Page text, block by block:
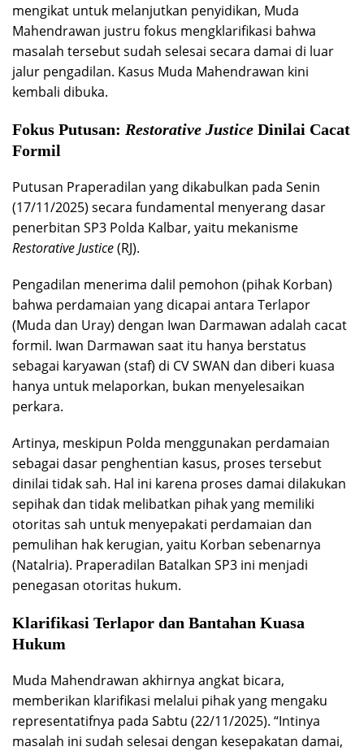
mengikat untuk melanjutkan penyidikan, Muda
Mahendrawan justru fokus mengklarifikasi bahwa
masalah tersebut sudah selesai secara damai di luar
jalur pengadilan. Kasus Muda Mahendrawan kini
kembali dibuka.
Fokus Putusan: Restorative Justice Dinilai Cacat
Formil
Putusan Praperadilan yang dikabulkan pada Senin
(17/11/2025) secara fundamental menyerang dasar
penerbitan SP3 Polda Kalbar, yaitu mekanisme
Restorative Justice(RJ).
Pengadilan menerima dalil pemohon (pihak Korban)
bahwa perdamaian yang dicapai antara Terlapor
(Muda dan Uray) dengan Iwan Darmawan adalah cacat
formil. Iwan Darmawan saat itu hanya berstatus
sebagai karyawan (staf) di CV SWAN dan diberi kuasa
hanya untuk melaporkan, bukan menyelesaikan
perkara.
Artinya, meskipun Polda menggunakan perdamaian
sebagai dasar penghentian kasus, proses tersebut
dinilai tidak sah. Hal ini karena proses damai dilakukan
sepihak dan tidak melibatkan pihak yang memiliki
otoritas sah untuk menyepakati perdamaian dan
pemulihan hak kerugian, yaitu Korban sebenarnya
(Natalria). Praperadilan Batalkan SP3 ini menjadi
penegasan otoritas hukum.
Klarifikasi Terlapor dan Bantahan Kuasa
Hukum
Muda Mahendrawan akhirnya angkat bicara,
memberikan klarifikasi melalui pihak yang mengaku
representatifnya pada Sabtu (22/11/2025). “Intinya
masalah ini sudah selesai dengan kesepakatan damai,